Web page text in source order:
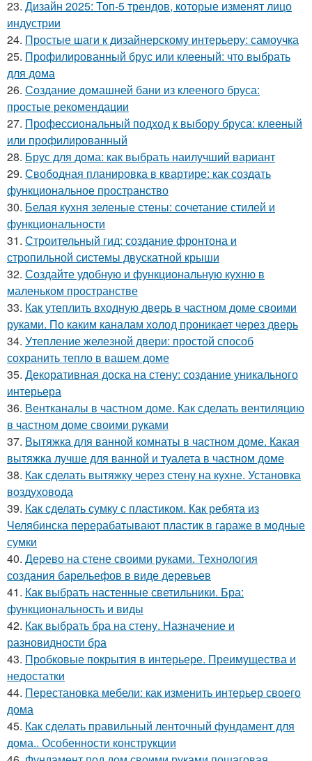
23. Дизайн 2025: Топ-5 трендов, которые изменят лицо
индустрии
24. Простые шаги к дизайнерскому интерьеру: самоучка
25. Профилированный брус или клееный: что выбрать
для дома
26. Создание домашней бани из клееного бруса:
простые рекомендации
27. Профессиональный подход к выбору бруса: клееный
или профилированный
28. Брус для дома: как выбрать наилучший вариант
29. Свободная планировка в квартире: как создать
функциональное пространство
30. Белая кухня зеленые стены: сочетание стилей и
функциональности
31. Строительный гид: создание фронтона и
стропильной системы двускатной крыши
32. Создайте удобную и функциональную кухню в
маленьком пространстве
33. Как утеплить входную дверь в частном доме своими
руками. По каким каналам холод проникает через дверь
34. Утепление железной двери: простой способ
сохранить тепло в вашем доме
35. Декоративная доска на стену: создание уникального
интерьера
36. Вентканалы в частном доме. Как сделать вентиляцию
в частном доме своими руками
37. Вытяжка для ванной комнаты в частном доме. Какая
вытяжка лучше для ванной и туалета в частном доме
38. Как сделать вытяжку через стену на кухне. Установка
воздуховода
39. Как сделать сумку с пластиком. Как ребята из
Челябинска перерабатывают пластик в гараже в модные
сумки
40. Дерево на стене своими руками. Технология
создания барельефов в виде деревьев
41. Как выбрать настенные светильники. Бра:
функциональность и виды
42. Как выбрать бра на стену. Назначение и
разновидности бра
43. Пробковые покрытия в интерьере. Преимущества и
недостатки
44. Перестановка мебели: как изменить интерьер своего
дома
45. Как сделать правильный ленточный фундамент для
дома.. Особенности конструкции